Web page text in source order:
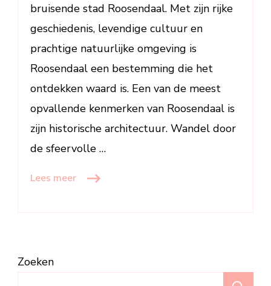
bruisende stad Roosendaal. Met zijn rijke
geschiedenis, levendige cultuur en
prachtige natuurlijke omgeving is
Roosendaal een bestemming die het
ontdekken waard is. Een van de meest
opvallende kenmerken van Roosendaal is
zijn historische architectuur. Wandel door
de sfeervolle …
Lees meer
Zoeken